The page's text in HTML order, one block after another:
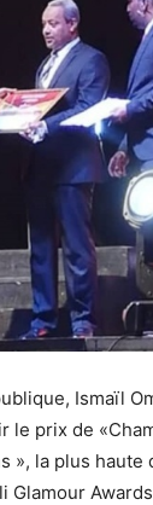
Ismaïl
le prix de
», la plus haute
Glamour